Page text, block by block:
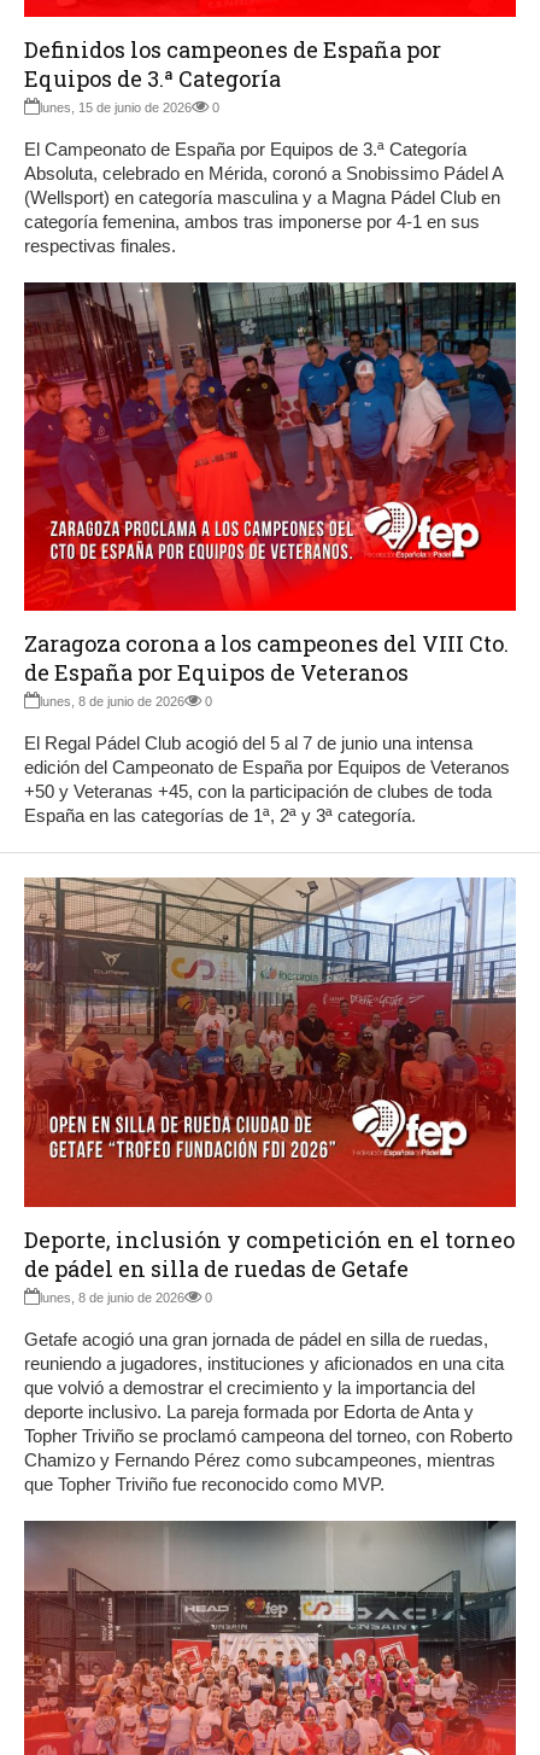
Definidos los campeones de España por
Equipos de 3.ª Categoría
lunes, 15 de junio de 2026 0
El Campeonato de España por Equipos de 3.ª Categoría
Absoluta, celebrado en Mérida, coronó a Snobissimo Pádel A
(Wellsport) en categoría masculina y a Magna Pádel Club en
categoría femenina, ambos tras imponerse por 4-1 en sus
respectivas finales.
Zaragoza corona a los campeones del VIII Cto.
de España por Equipos de Veteranos
lunes, 8 de junio de 2026 0
El Regal Pádel Club acogió del 5 al 7 de junio una intensa
edición del Campeonato de España por Equipos de Veteranos
+50 y Veteranas +45, con la participación de clubes de toda
España en las categorías de 1ª, 2ª y 3ª categoría.
Deporte, inclusión y competición en el torneo
de pádel en silla de ruedas de Getafe
lunes, 8 de junio de 2026 0
Getafe acogió una gran jornada de pádel en silla de ruedas,
reuniendo a jugadores, instituciones y aficionados en una cita
que volvió a demostrar el crecimiento y la importancia del
deporte inclusivo. La pareja formada por Edorta de Anta y
Topher Triviño se proclamó campeona del torneo, con Roberto
Chamizo y Fernando Pérez como subcampeones, mientras
que Topher Triviño fue reconocido como MVP.